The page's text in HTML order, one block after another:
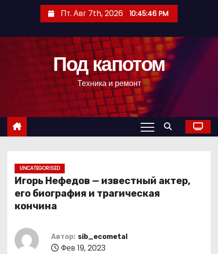
с
Пт. Авг 7th, 2026 10:45:47 PM
Под капотом
Техника и ремонт
UNCATEGORISED
Игорь Нефедов — известный актер,
его биография и трагическая
кончина
Автор: sib_ecometal
Фев 19, 2023